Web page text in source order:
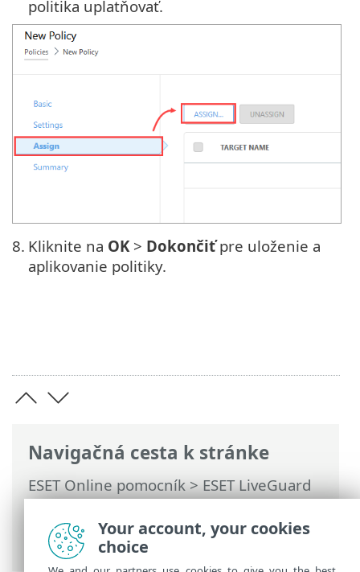
Navigačná cesta k stránke
ESET Online pomocník>ESET LiveGuard
Advanced>Používanie ESET LiveGuard
Advanced >Použitie vylúčení pre
zvýšenie výkonu> Vylúčenie procesu
politika uplatňovať.
8. Kliknite na OK> Dokončiťpre uloženie a
aplikovanie politiky.
Your account, your cookies
choice